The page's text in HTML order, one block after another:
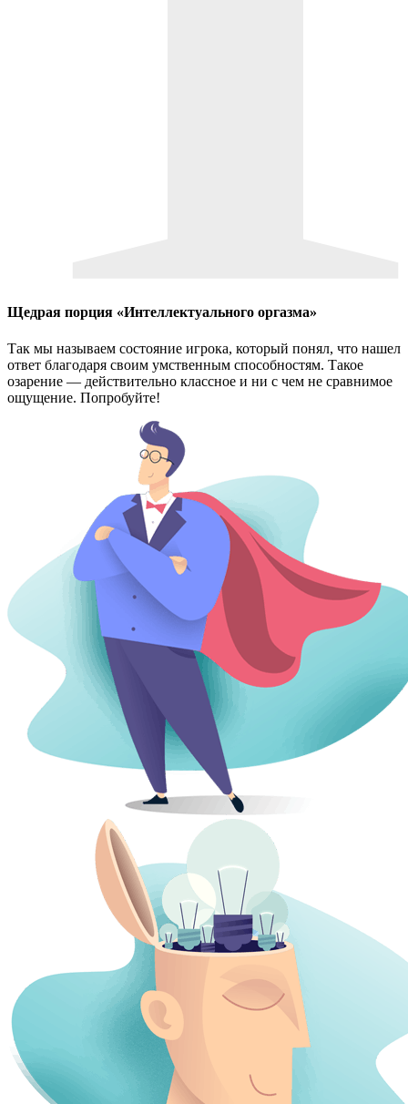
Щедрая порция «Интеллектуального оргазма»
Так мы называем состояние игрока, который понял, что нашел
ответ благодаря своим умственным способностям. Такое
озарение — действительно классное и ни с чем не сравнимое
ощущение. Попробуйте!